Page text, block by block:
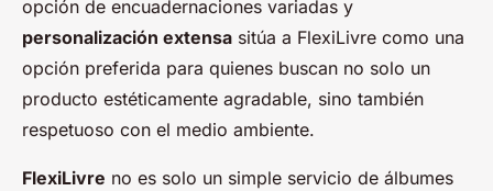
opción de encuadernaciones variadas y
personalización extensa sitúa a FlexiLivre como una
opción preferida para quienes buscan no solo un
producto estéticamente agradable, sino también
respetuoso con el medio ambiente.
FlexiLivre no es solo un simple servicio de álbumes